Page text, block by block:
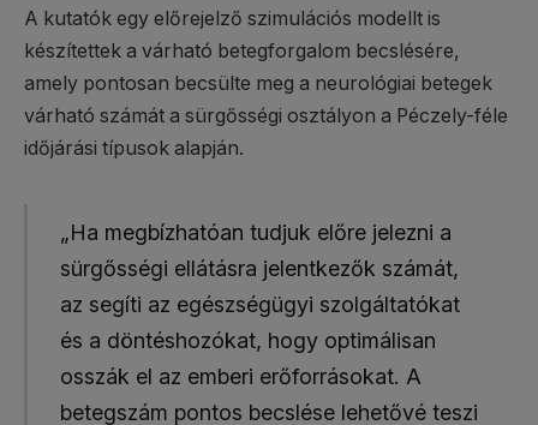
A kutatók egy előrejelző szimulációs modellt is
készítettek a várható betegforgalom becslésére,
amely pontosan becsülte meg a neurológiai betegek
várható számát a sürgősségi osztályon a Péczely-féle
időjárási típusok alapján.
„Ha megbízhatóan tudjuk előre jelezni a
sürgősségi ellátásra jelentkezők számát,
az segíti az egészségügyi szolgáltatókat
és a döntéshozókat, hogy optimálisan
osszák el az emberi erőforrásokat. A
betegszám pontos becslése lehetővé teszi